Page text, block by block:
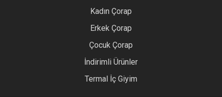
Kadın Çorap
Erkek Çorap
Çocuk Çorap
İndirimli Ürünler
Termal İç Giyim